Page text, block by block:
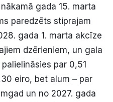
gada 15. marta
paredzēts stiprajam
gada 1. marta akcīze
dzērieniem, un gala
par 0,51
eiro, bet alum – par
un no 2027. gada